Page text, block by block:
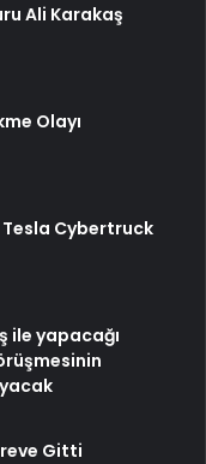
Ali Karakaş
Olayı
Cybertruck
ile yapacağı
Gitti